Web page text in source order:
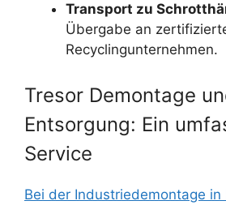
Transport zu
Übergabe an
Recyclingunternehmen.
Tresor Demontage
Entsorgung: Ein
Service
Bei der Industriedemontage in